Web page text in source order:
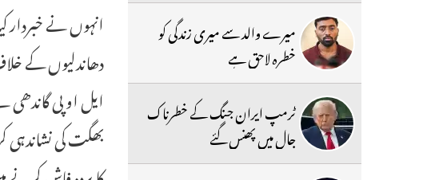
انہوں نے خبردار
دھاندلیوں کے
ایل او پی گاندھی
بھگت کی نشاندہی
میرے والد سے میری زندگی کو
خطرہ لاحق ہے
ٹرمپ ایران جنگ کے خطرناک
جال میں پھنس گئے